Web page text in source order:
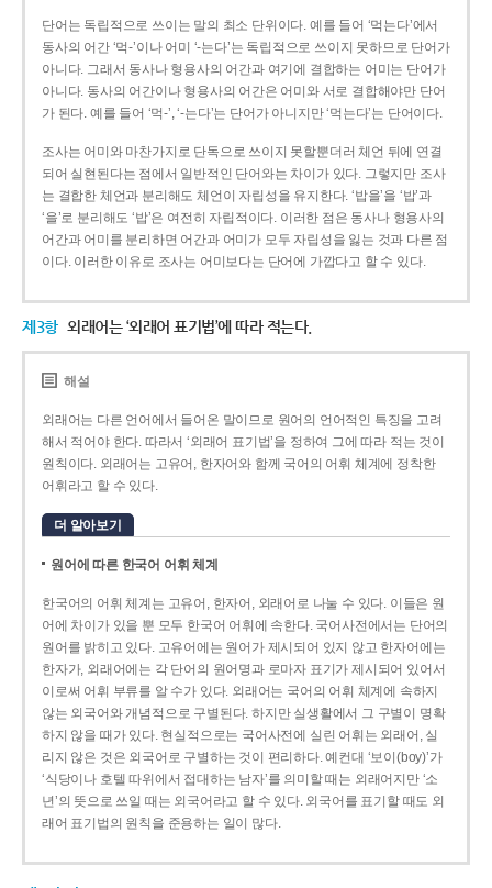
단어는 독립적으로 쓰이는 말의 최소 단위이다. 예를 들어 ‘먹는다’에서
동사의 어간 ‘먹-­’이나 어미 ‘­-는다’는 독립적으로 쓰이지 못하므로 단어가
아니다. 그래서 동사나 형용사의 어간과 여기에 결합하는 어미는 단어가
아니다. 동사의 어간이나 형용사의 어간은 어미와 서로 결합해야만 단어
가 된다. 예를 들어 ‘먹-’, ‘-는다’는 단어가 아니지만 ‘먹는다’는 단어이다.
조사는 어미와 마찬가지로 단독으로 쓰이지 못할뿐더러 체언 뒤에 연결
되어 실현된다는 점에서 일반적인 단어와는 차이가 있다. 그렇지만 조사
는 결합한 체언과 분리해도 체언이 자립성을 유지한다. ‘밥을’을 ‘밥’과
‘을’로 분리해도 ‘밥’은 여전히 자립적이다. 이러한 점은 동사나 형용사의
어간과 어미를 분리하면 어간과 어미가 모두 자립성을 잃는 것과 다른 점
이다. 이러한 이유로 조사는 어미보다는 단어에 가깝다고 할 수 있다.
제3항 외래어는 ‘외래어 표기법’에 따라 적는다.
해설
외래어는 다른 언어에서 들어온 말이므로 원어의 언어적인 특징을 고려
해서 적어야 한다. 따라서 ‘외래어 표기법’을 정하여 그에 따라 적는 것이
원칙이다. 외래어는 고유어, 한자어와 함께 국어의 어휘 체계에 정착한
어휘라고 할 수 있다.
더 알아보기
원어에 따른 한국어 어휘 체계
한국어의 어휘 체계는 고유어, 한자어, 외래어로 나눌 수 있다. 이들은 원
어에 차이가 있을 뿐 모두 한국어 어휘에 속한다. 국어사전에서는 단어의
원어를 밝히고 있다. 고유어에는 원어가 제시되어 있지 않고 한자어에는
한자가, 외래어에는 각 단어의 원어명과 로마자 표기가 제시되어 있어서
이로써 어휘 부류를 알 수가 있다. 외래어는 국어의 어휘 체계에 속하지
않는 외국어와 개념적으로 구별된다. 하지만 실생활에서 그 구별이 명확
하지 않을 때가 있다. 현실적으로는 국어사전에 실린 어휘는 외래어, 실
리지 않은 것은 외국어로 구별하는 것이 편리하다. 예컨대 ‘보이(boy)’가
‘식당이나 호텔 따위에서 접대하는 남자’를 의미할 때는 외래어지만 ‘소
년’의 뜻으로 쓰일 때는 외국어라고 할 수 있다. 외국어를 표기할 때도 외
래어 표기법의 원칙을 준용하는 일이 많다.